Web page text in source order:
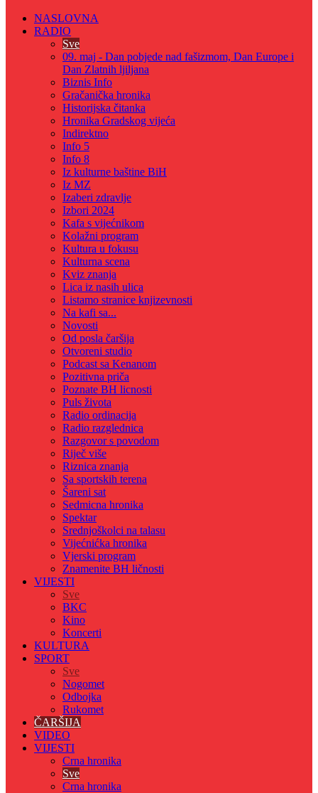
NASLOVNA
RADIO
Sve
09. maj - Dan pobjede nad fašizmom, Dan Europe i
Dan Zlatnih ljiljana
Biznis Info
Gračanička hronika
Historijska čitanka
Hronika Gradskog vijeća
Indirektno
Info 5
Info 8
Iz kulturne baštine BiH
Iz MZ
Izaberi zdravlje
Izbori 2024
Kafa s vijećnikom
Kolažni program
Kultura u fokusu
Kulturna scena
Kviz znanja
Lica iz nasih ulica
Listamo stranice knjizevnosti
Na kafi sa...
Novosti
Od posla čaršija
Otvoreni studio
Podcast sa Kenanom
Pozitivna priča
Poznate BH licnosti
Puls života
Radio ordinacija
Radio razglednica
Razgovor s povodom
Riječ više
Riznica znanja
Sa sportskih terena
Šareni sat
Sedmicna hronika
Spektar
Srednjoškolci na talasu
Vijećnićka hronika
Vjerski program
Znamenite BH ličnosti
VIJESTI
Sve
BKC
Kino
Koncerti
KULTURA
SPORT
Sve
Nogomet
Odbojka
Rukomet
ČARŠIJA
VIDEO
VIJESTI
Crna hronika
Sve
Crna hronika